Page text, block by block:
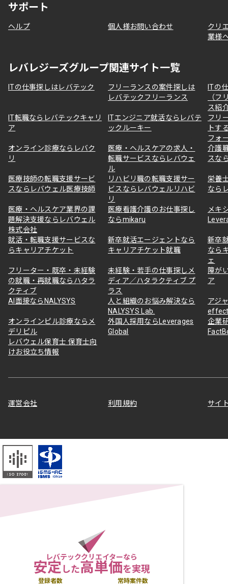
サポート
ヘルプ 個人様お問い合わせ
クリ
業様
レバレジーズグループ関連サイト一覧
ITの仕事探しはレバテック
フリーランスの案件探しは
レバテックフリーランス
ITの
（フ
ス紹
IT転職ならレバテックキャリ
ア
ITエンジニア就活ならレバテ
ックルーキー
フリ
トす
フォ
オンライン診療ならレバク
リ
医療・ヘルスケアの求人・
転職サービスならレバウェ
ル
介護
スな
医療技師の転職支援サービ
スならレバウェル医療技師
リハビリ職の転職支援サー
ビスならレバウェルリハビ
リ
栄養
なら
医療・ヘルスケア業界の課
題解決支援ならレバウェル
株式会社
医療看護介護のお仕事探し
ならmikaru
メキ
就活・転職支援サービスな
らキャリアチケット
新卒就活エージェントなら
キャリアチケット就職
新卒
なら
ェ
フリーター・既卒・未経験
の就職・再就職ならハタラ
クティブ
未経験・若手の仕事探しメ
ディア／ハタラクティブ プ
ラス
障が
ア
AI面接ならNALYSYS
人と組織のお悩み解決なら
NALYSYS Lab.
アジ
オンラインピル診療ならメ
デリピル
外国人採用ならLeverages
Global
企業
レバウェル保育士 保育士向
けお役立ち情報
運営会社 利用規約 サイ
レバテッククリエイターなら
安定した高単価を実現
登録者数 常時案件数